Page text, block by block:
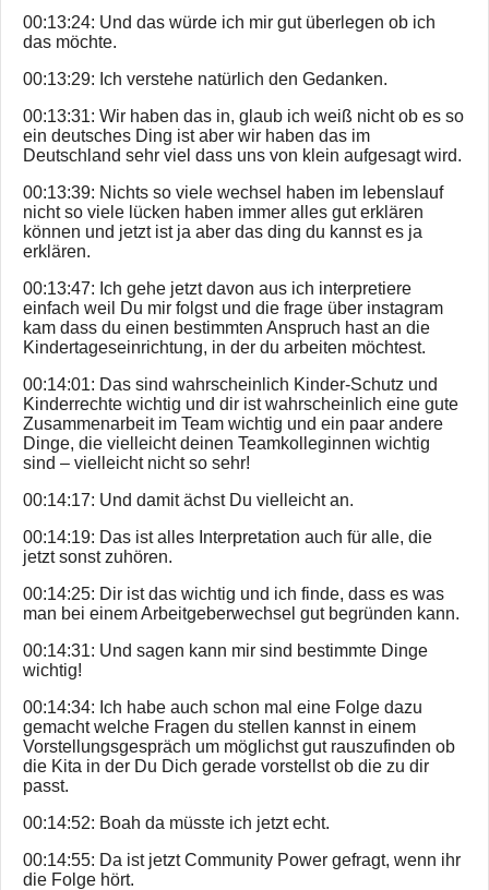
00:13:24: Und das würde ich mir gut überlegen ob ich
das möchte.
00:13:29: Ich verstehe natürlich den Gedanken.
00:13:31: Wir haben das in, glaub ich weiß nicht ob es so
ein deutsches Ding ist aber wir haben das im
Deutschland sehr viel dass uns von klein aufgesagt wird.
00:13:39: Nichts so viele wechsel haben im lebenslauf
nicht so viele lücken haben immer alles gut erklären
können und jetzt ist ja aber das ding du kannst es ja
erklären.
00:13:47: Ich gehe jetzt davon aus ich interpretiere
einfach weil Du mir folgst und die frage über instagram
kam dass du einen bestimmten Anspruch hast an die
Kindertageseinrichtung, in der du arbeiten möchtest.
00:14:01: Das sind wahrscheinlich Kinder-Schutz und
Kinderrechte wichtig und dir ist wahrscheinlich eine gute
Zusammenarbeit im Team wichtig und ein paar andere
Dinge, die vielleicht deinen Teamkolleginnen wichtig
sind – vielleicht nicht so sehr!
00:14:17: Und damit ächst Du vielleicht an.
00:14:19: Das ist alles Interpretation auch für alle, die
jetzt sonst zuhören.
00:14:25: Dir ist das wichtig und ich finde, dass es was
man bei einem Arbeitgeberwechsel gut begründen kann.
00:14:31: Und sagen kann mir sind bestimmte Dinge
wichtig!
00:14:34: Ich habe auch schon mal eine Folge dazu
gemacht welche Fragen du stellen kannst in einem
Vorstellungsgespräch um möglichst gut rauszufinden ob
die Kita in der Du Dich gerade vorstellst ob die zu dir
passt.
00:14:52: Boah da müsste ich jetzt echt.
00:14:55: Da ist jetzt Community Power gefragt, wenn ihr
die Folge hört.